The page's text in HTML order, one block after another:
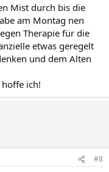
Mist durch bis die
am Montag nen
Therapie für die
etwas geregelt
und dem Alten
ich!
#8